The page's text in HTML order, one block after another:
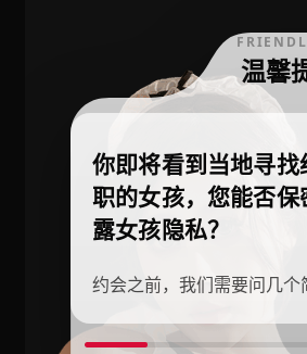
温馨
你即将看到当地寻找
职的女孩，您能否保
露女孩隐私？
约会之前，我们需要问几个